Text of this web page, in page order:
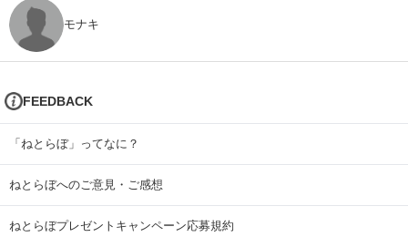
モナキ
FEEDBACK
「ねとらぼ」ってなに？
ねとらぼへのご意見・ご感想
ねとらぼプレゼントキャンペーン応募規約